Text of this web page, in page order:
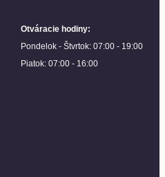
Otváracie hodiny:
Pondelok - Štvrtok: 07:00 - 19:00
Piatok: 07:00 - 16:00